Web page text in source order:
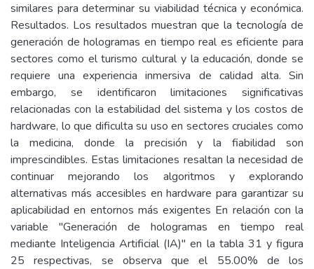
similares para determinar su viabilidad técnica y económica.
Resultados. Los resultados muestran que la tecnología de
generación de hologramas en tiempo real es eficiente para
sectores como el turismo cultural y la educación, donde se
requiere una experiencia inmersiva de calidad alta. Sin
embargo, se identificaron limitaciones significativas
relacionadas con la estabilidad del sistema y los costos de
hardware, lo que dificulta su uso en sectores cruciales como
la medicina, donde la precisión y la fiabilidad son
imprescindibles. Estas limitaciones resaltan la necesidad de
continuar mejorando los algoritmos y explorando
alternativas más accesibles en hardware para garantizar su
aplicabilidad en entornos más exigentes En relación con la
variable "Generación de hologramas en tiempo real
mediante Inteligencia Artificial (IA)" en la tabla 31 y figura
25 respectivas, se observa que el 55.00% de los